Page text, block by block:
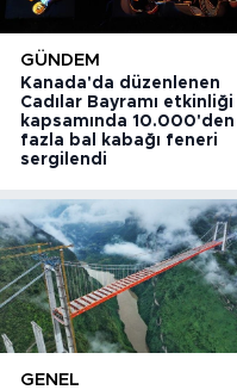
GÜNDEM
Kanada'da düzenlenen
Cadılar Bayramı etkinliği
kapsamında 10.000'den
fazla bal kabağı feneri
sergilendi
GENEL